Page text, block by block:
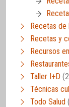
Recetas de
Recetas y
Recursos
Taller I+D
Técnicas
Todo Salud